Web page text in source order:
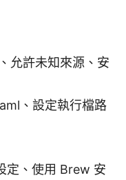
允許未知來源、安
、設定執行檔路
定、使用 Brew 安